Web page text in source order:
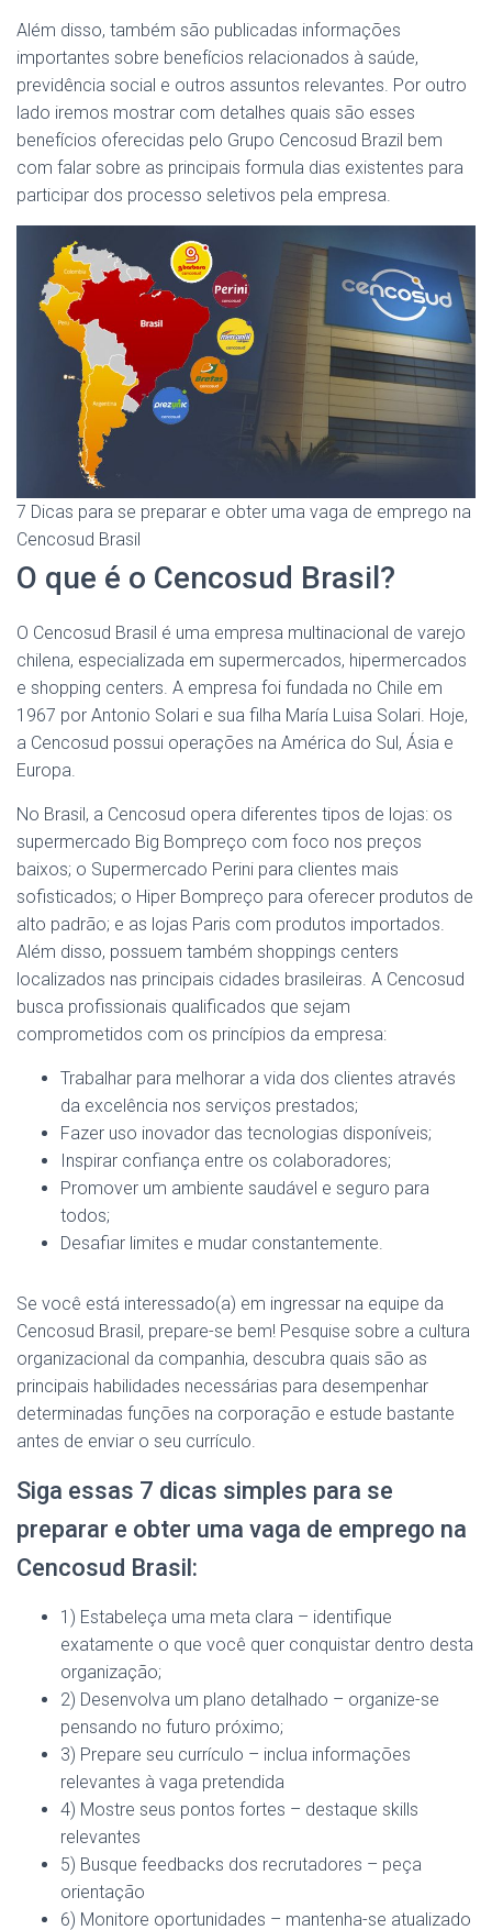
Além disso, também são publicadas informações
importantes sobre benefícios relacionados à saúde,
previdência social e outros assuntos relevantes. Por outro
lado iremos mostrar com detalhes quais são esses
benefícios oferecidas pelo Grupo Cencosud Brazil bem
com falar sobre as principais formula dias existentes para
participar dos processo seletivos pela empresa.
7 Dicas para se preparar e obter uma vaga de emprego na
Cencosud Brasil
O que é o Cencosud Brasil?
O Cencosud Brasil é uma empresa multinacional de varejo
chilena, especializada em supermercados, hipermercados
e shopping centers. A empresa foi fundada no Chile em
1967 por Antonio Solari e sua filha María Luisa Solari. Hoje,
a Cencosud possui operações na América do Sul, Ásia e
Europa.
No Brasil, a Cencosud opera diferentes tipos de lojas: os
supermercado Big Bompreço com foco nos preços
baixos; o Supermercado Perini para clientes mais
sofisticados; o Hiper Bompreço para oferecer produtos de
alto padrão; e as lojas Paris com produtos importados.
Além disso, possuem também shoppings centers
localizados nas principais cidades brasileiras. A Cencosud
busca profissionais qualificados que sejam
comprometidos com os princípios da empresa:
Trabalhar para melhorar a vida dos clientes através
da excelência nos serviços prestados;
Fazer uso inovador das tecnologias disponíveis;
Inspirar confiança entre os colaboradores;
Promover um ambiente saudável e seguro para
todos;
Desafiar limites e mudar constantemente.
Se você está interessado(a) em ingressar na equipe da
Cencosud Brasil, prepare-se bem! Pesquise sobre a cultura
organizacional da companhia, descubra quais são as
principais habilidades necessárias para desempenhar
determinadas funções na corporação e estude bastante
antes de enviar o seu currículo.
Siga essas 7 dicas simples para se
preparar e obter uma vaga de emprego na
Cencosud Brasil:
1) Estabeleça uma meta clara – identifique
exatamente o que você quer conquistar dentro desta
organização;
2) Desenvolva um plano detalhado – organize-se
pensando no futuro próximo;
3) Prepare seu currículo – inclua informações
relevantes à vaga pretendida
4) Mostre seus pontos fortes – destaque skills
relevantes
5) Busque feedbacks dos recrutadores – peça
orientação
6) Monitore oportunidades – mantenha-se atualizado